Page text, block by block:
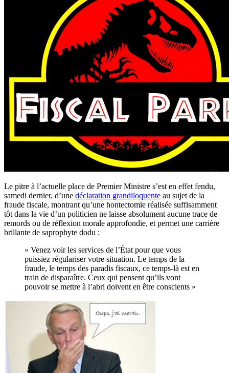
Le pitre à l’actuelle place de Premier Ministre s’est en effet fendu,
samedi dernier, d’une déclaration grandiloquente au sujet de la
fraude fiscale, montrant qu’une hontectomie réalisée suffisamment
tôt dans la vie d’un politicien ne laisse absolument aucune trace de
remords ou de réflexion morale approfondie, et permet une carrière
brillante de saprophyte dodu :
« Venez voir les services de l’État pour que vous
puissiez régulariser votre situation. Le temps de la
fraude, le temps des paradis fiscaux, ce temps-là est en
train de disparaître. Ceux qui pensent qu’ils vont
pouvoir se mettre à l’abri doivent en être conscients »